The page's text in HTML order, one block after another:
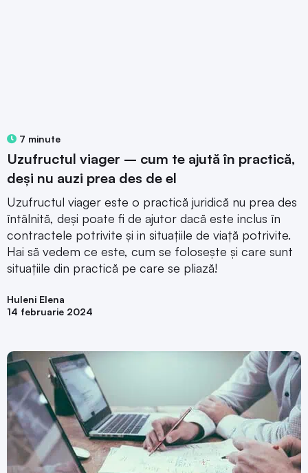
7 minute
Uzufructul viager – cum te ajută în practică,
deși nu auzi prea des de el
Uzufructul viager este o practică juridică nu prea des
întâlnită, deși poate fi de ajutor dacă este inclus în
contractele potrivite și in situațiile de viață potrivite.
Hai să vedem ce este, cum se folosește și care sunt
situațiile din practică pe care se pliază!
Huleni Elena
14 februarie 2024